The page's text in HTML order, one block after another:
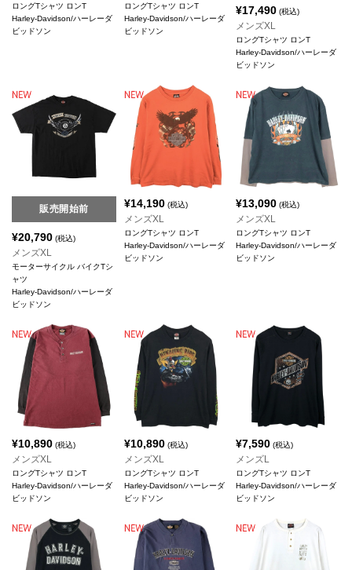
ロングTシャツ ロンT
Harley-Davidson/ハーレーダ
ビッドソン
ロングTシャツ ロンT
Harley-Davidson/ハーレーダ
ビッドソン
¥17,490 (税込)
メンズXL
ロングTシャツ ロンT
Harley-Davidson/ハーレーダ
ビッドソン
販売開始前
¥20,790 (税込)
メンズXL
モーターサイクル バイクTシ
ャツ
Harley-Davidson/ハーレーダ
ビッドソン
¥14,190(税込)
メンズXL
ロングTシャツ ロンT
Harley-Davidson/ハーレーダ
ビッドソン
¥13,090 (税込)
メンズXL
ロングTシャツ ロンT
Harley-Davidson/ハーレーダ
ビッドソン
¥10,890 (税込)
メンズXL
ロングTシャツ ロンT
Harley-Davidson/ハーレーダ
ビッドソン
¥10,890(税込)
メンズXL
ロングTシャツ ロンT
Harley-Davidson/ハーレーダ
ビッドソン
¥7,590 (税込)
メンズL
ロングTシャツ ロンT
Harley-Davidson/ハーレーダ
ビッドソン